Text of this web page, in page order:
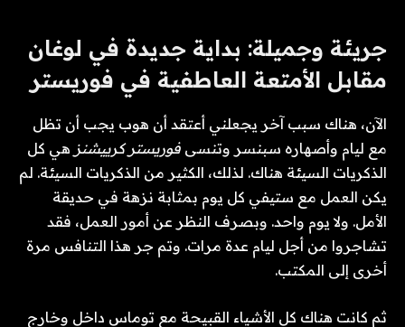
جريئة وجميلة: بداية جديدة في لوغان
مقابل الأمتعة العاطفية في فوريستر
الآن، هناك سبب آخر يجعلني أعتقد أن هوب يجب أن تظل
مع ليام وأصهاره سبنسر وتنسى فوريستر كرييشنز هي كل
الذكريات السيئة هناك. لذلك، الكثير من الذكريات السيئة. لم
يكن العمل مع ستيفي كل يوم بمثابة نزهة في حديقة
الأمل. ولا يوم واحد. وبصرف النظر عن أمور العمل، فقد
تشاجروا من أجل ليام عدة مرات. وتم جر هذا التنافس مرة
أخرى إلى المكتب.
ثم كانت هناك كل الأشياء القبيحة مع توماس داخل وخارج